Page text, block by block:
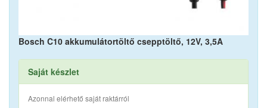
Bosch C10 akkumulátortöltő csepptöltő, 12V, 3,5A
Saját készlet
Azonnal elérhető saját raktárról